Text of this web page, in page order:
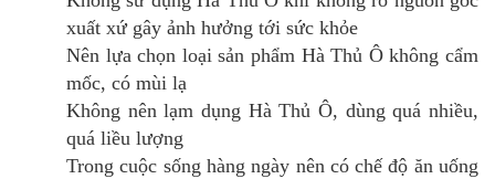
xuất xứ gây ảnh hưởng tới sức khỏe
Nên lựa chọn loại sản phẩm Hà Thủ Ô không cẩm
mốc, có mùi lạ
Không nên lạm dụng Hà Thủ Ô, dùng quá nhiều,
quá liều lượng
Trong cuộc sống hàng ngày nên có chế độ ăn uống